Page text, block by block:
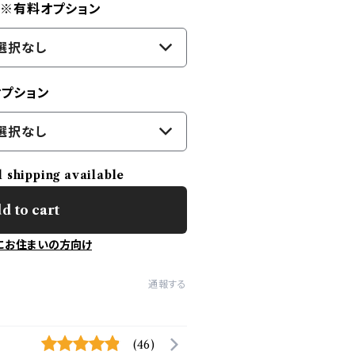
有料オプション
択なし
ション
択なし
available
to cart
お住まいの方向け
通報する
(46)